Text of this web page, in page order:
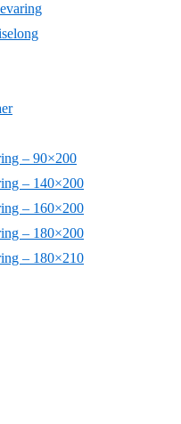
– 90×200
– 140×200
– 160×200
– 180×200
– 180×210